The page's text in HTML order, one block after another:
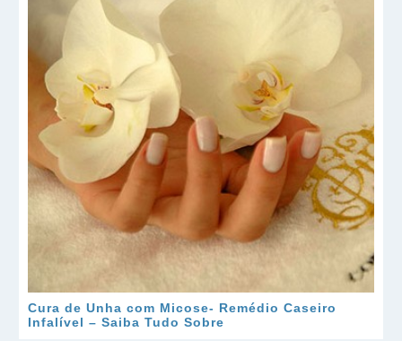
Cura de Unha com Micose- Remédio Caseiro
Infalível – Saiba Tudo Sobre